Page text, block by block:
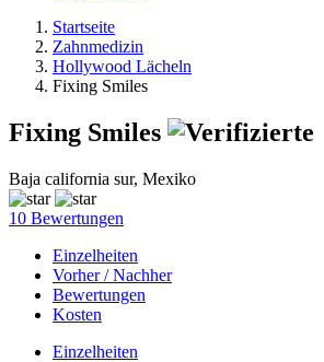
Startseite
Zahnmedizin
Hollywood Lächeln
Fixing Smiles
Fixing Smiles
Baja california sur, Mexiko
10 Bewertungen
Einzelheiten
Vorher / Nachher
Bewertungen
Kosten
Einzelheiten